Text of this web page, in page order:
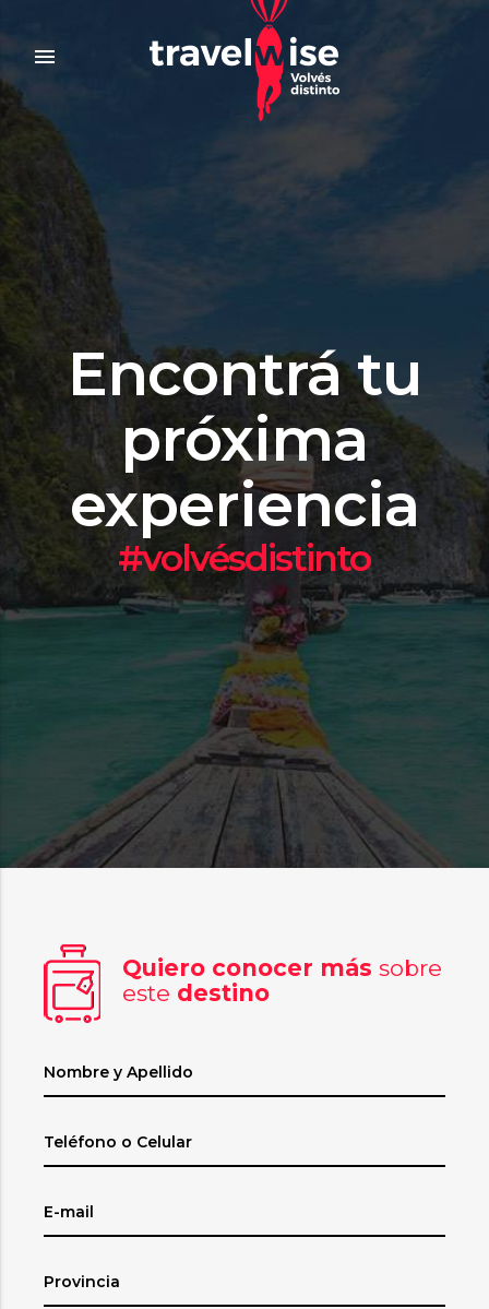
menu
Encontrá tu
próxima
experiencia
#volvésdistinto
Quiero conocer más sobre
este destino